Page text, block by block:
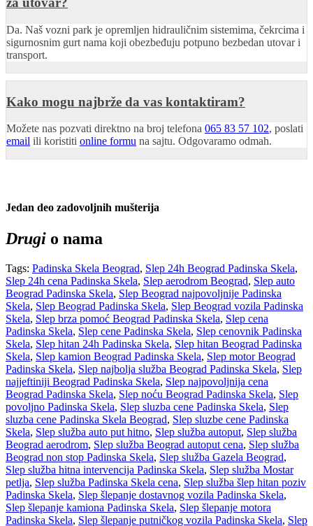
Da. Naš vozni park je opremljen hidrauličnim sistemima, čekrcima i
sigurnosnim gurt nama koji obezbeđuju potpuno bezbedan utovar i
transport.
Kako mogu najbrže da vas kontaktiram?
Možete nas pozvati direktno na broj telefona 065 83 57 102, poslati
email ili koristiti online formu na sajtu. Odgovaramo odmah.
Jedan deo zadovoljnih mušterija
Drugi o nama
Tags: Padinska Skela Beograd, Slep 24h Beograd Padinska Skela,
Slep 24h cena Padinska Skela, Slep aerodrom Beograd, Slep auto
Beograd Padinska Skela, Slep Beograd najpovoljnije Padinska
Skela, Slep Beograd Padinska Skela, Slep Beograd vozila Padinska
Skela, Slep brza pomoć Beograd Padinska Skela, Slep cena
Padinska Skela, Slep cene Padinska Skela, Slep cenovnik Padinska
Skela, Slep hitan 24h Padinska Skela, Slep hitan Beograd Padinska
Skela, Slep kamion Beograd Padinska Skela, Slep motor Beograd
Padinska Skela, Slep najbolja služba Beograd Padinska Skela, Slep
najjeftiniji Beograd Padinska Skela, Slep najpovoljnija cena
Beograd Padinska Skela, Slep noću Beograd Padinska Skela, Slep
povoljno Padinska Skela, Slep sluzba cene Padinska Skela, Slep
sluzba cene Padinska Skela Beograd, Slep sluzbe cene Padinska
Skela, Slep služba auto put hitno, Slep služba autoput, Slep služba
Beograd aerodrom, Slep služba Beograd autoput cena, Slep služba
Beograd non stop Padinska Skela, Slep služba Gazela Beograd,
Slep služba hitna intervencija Padinska Skela, Slep služba Mostar
petlja, Slep služba Padinska Skela cena, Slep služba šlep hitan poziv
Padinska Skela, Slep šlepanje dostavnog vozila Padinska Skela,
Slep šlepanje kamiona Padinska Skela, Slep šlepanje motora
Padinska Skela, Slep šlepanje putničkog vozila Padinska Skela, Slep